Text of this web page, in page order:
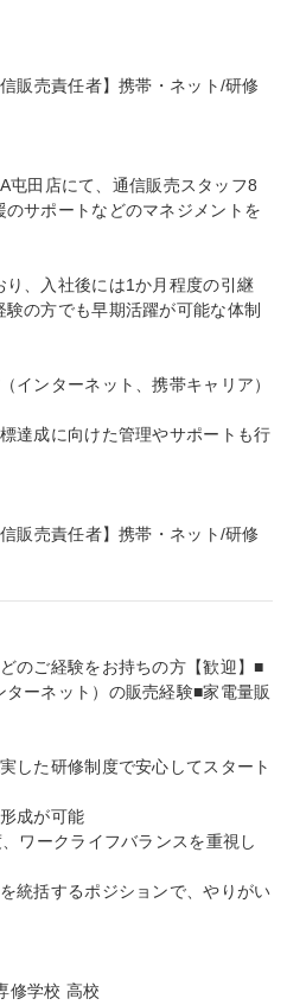
販売責任者】携帯・ネット/研修
屯田店にて、通信販売スタッフ8
サポートなどのマネジメントを
、入社後には1か月程度の引継
の方でも早期活躍が可能な体制
インターネット、携帯キャリア）
達成に向けた管理やサポートも行
販売責任者】携帯・ネット/研修
のご経験をお持ちの方【歓迎】■
ーネット）の販売経験■家電量販
した研修制度で安心してスタート
成が可能
ワークライフバランスを重視し
統括するポジションで、やりがい
修学校 高校